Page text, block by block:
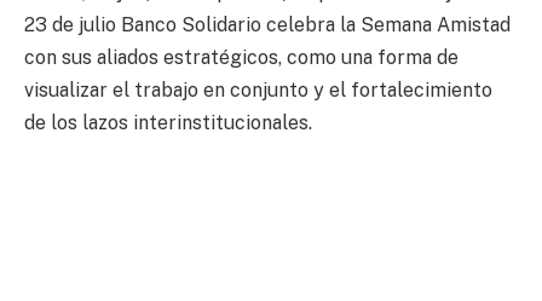
23 de julio Banco Solidario celebra la Semana Amistad
con sus aliados estratégicos, como una forma de
visualizar el trabajo en conjunto y el fortalecimiento
de los lazos interinstitucionales.